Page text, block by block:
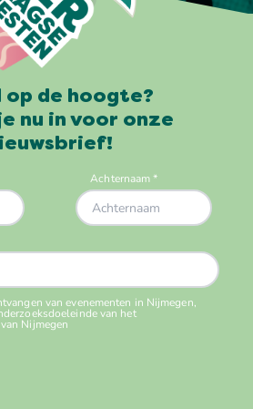
de hoogte?
nu in voor onze